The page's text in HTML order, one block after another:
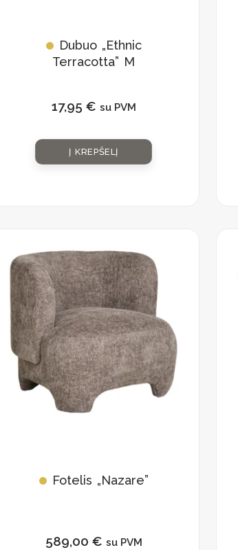
Dubuo „Ethnic
Terracotta” M
17,95 € su PVM
Į KREPŠELĮ
Fotelis „Nazare”
589,00 € su PVM